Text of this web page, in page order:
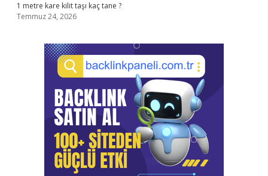
1 metre kare kilit taşı kaç tane ?
Temmuz 24, 2026